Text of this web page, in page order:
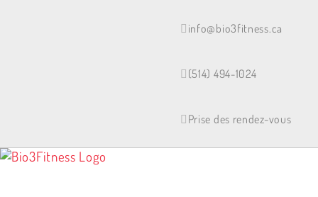
info@bio3fitness.ca
(514) 494-1024
Prise des rendez-vous